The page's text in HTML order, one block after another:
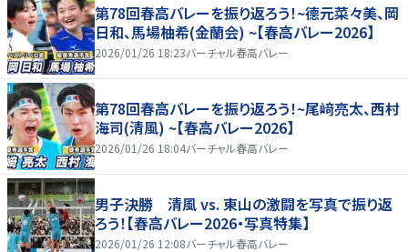
第78回春高バレーを振り返ろう！~德元菜々美、岡
日和、馬場柚希(金蘭会) ~【春高バレー2026】
2026/01/26 18:23バーチャル春高バレー
第78回春高バレーを振り返ろう！~尾﨑亮太、西村
海司(清風) ~【春高バレー2026】
2026/01/26 18:04バーチャル春高バレー
男子決勝 清風 vs. 東山の激闘を写真で振り返
ろう！【春高バレー2026・写真特集】
2026/01/26 12:08バーチャル春高バレー